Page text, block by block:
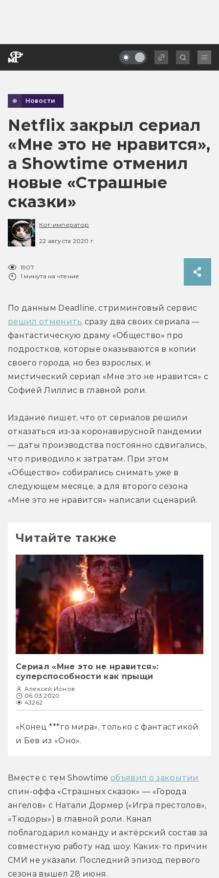
Новости
Netflix закрыл сериал
«Мне это не нравится»,
а Showtime отменил
новые «Страшные
сказки»
Кот-император
22 августа 2020 г.
1907
1 минута на чтение
решил отменить сразу два своих сериала —
фантастическую драму «Общество» про
подростков, которые оказываются в копии
своего города, но без взрослых, и
мистический сериал «Мне это не нравится» с
Софией Лиллис в главной роли.
Издание пишет, что от сериалов решили
отказаться из-за коронавирусной пандемии
— даты производства постоянно сдвигались,
что приводило к затратам. При этом
«Общество» собирались снимать уже в
следующем месяце, а для второго сезона
«Мне это не нравится» написали сценарий.
Читайте также
Сериал «Мне это не нравится»:
суперспособности как прыщи
Алексей Ионов
06.03.2020
43262
«Конец ***го мира», только с фантастикой
и Бев из «Оно».
Вместе с тем Showtime объявил о закрытии
спин-оффа «Страшных сказок» — «Города
ангелов» с Натали Дормер («Игра престолов»,
«Тюдоры») в главной роли. Канал
поблагодарил команду и актёрский состав за
совместную работу над шоу. Каких-то причин
СМИ не указали. Последний эпизод первого
сезона вышел 28 июня.